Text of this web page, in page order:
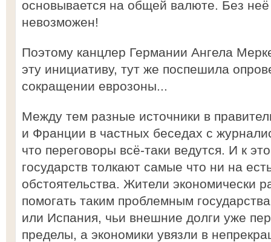
основывается на общей валюте. Без
невозможен!
Поэтому канцлер Германии Ангела
эту инициативу, тут же поспешила
сокращении еврозоны...
Между тем разные источники в
и Франции в частных беседах с
что переговоры всё-таки ведутся. И к
государств толкают самые что ни на
обстоятельства. Жители экономически
помогать таким проблемным
или Испания, чьи внешние долги уже
пределы, а экономики увязли в